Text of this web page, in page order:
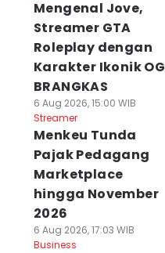
Mengenal Jove,
Streamer GTA
Roleplay dengan
Karakter Ikonik OG
BRANGKAS
6 Aug 2026, 15:00 WIB
Streamer
Menkeu Tunda
Pajak Pedagang
Marketplace
hingga November
2026
6 Aug 2026, 17:03 WIB
Business